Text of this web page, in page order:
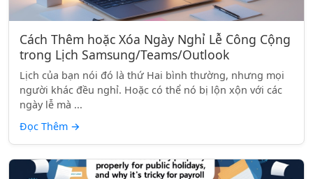
Cách Thêm hoặc Xóa Ngày Nghỉ Lễ Công Cộng
trong Lịch Samsung/Teams/Outlook
Lịch của bạn nói đó là thứ Hai bình thường, nhưng mọi
người khác đều nghỉ. Hoặc có thể nó bị lộn xộn với các
ngày lễ mà ...
Đọc Thêm →